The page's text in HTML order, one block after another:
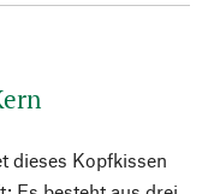
dieses Kopfkissen